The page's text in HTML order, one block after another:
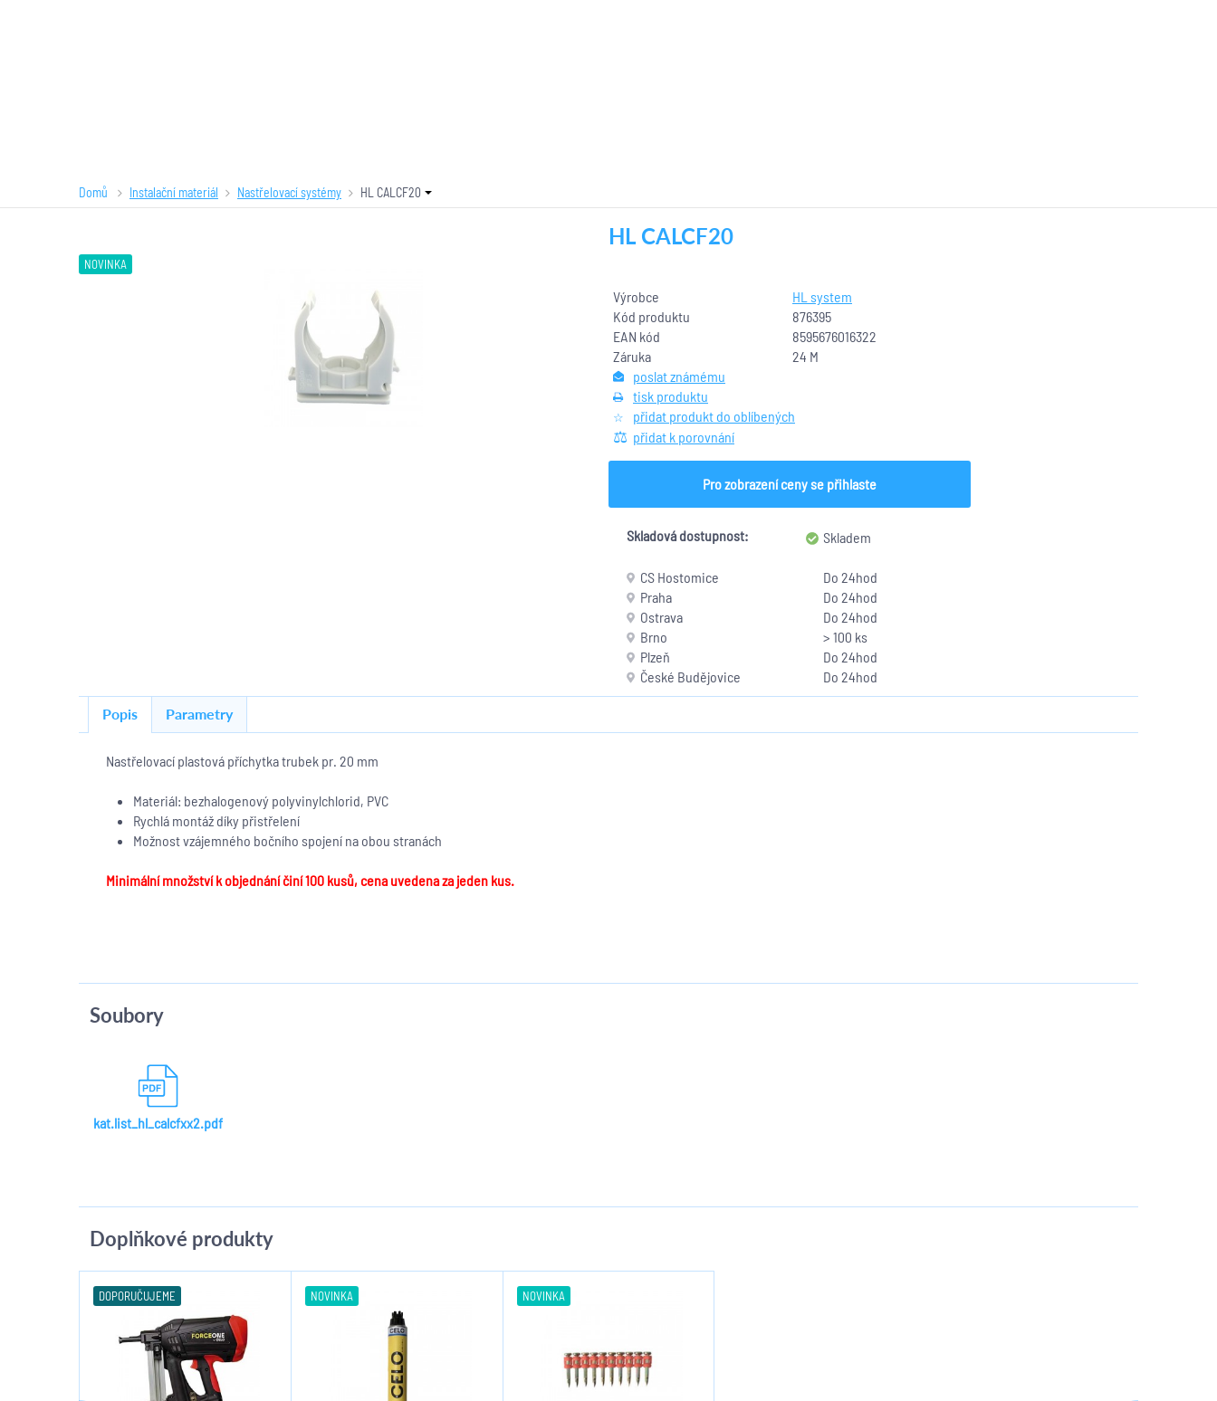
Domů Instalační materiál Nastřelovací systémy HL CALCF20
NOVINKA
HL CALCF20
Výrobce
HL system
Kód produktu
876395
EAN kód
8595676016322
Záruka
24 M
poslat známému
tisk produktu
přidat produkt do oblíbených
přidat k porovnání
Pro zobrazení ceny se přihlaste
Skladová dostupnost: Skladem
CS Hostomice
Do 24hod
Praha
Do 24hod
Ostrava
Do 24hod
Brno
> 100 ks
Plzeň
Do 24hod
České Budějovice
Do 24hod
Popis Parametry
Nastřelovací plastová příchytka trubek pr. 20 mm
Materiál: bezhalogenový polyvinylchlorid, PVC
Rychlá montáž díky přistřelení
Možnost vzájemného bočního spojení na obou stranách
Minimální množství k objednání činí 100 kusů, cena uvedena za jeden kus.
Soubory
kat.list_hl_calcfxx2.pdf
Doplňkové produkty
DOPORUČUJEME NOVINKA NOVINKA